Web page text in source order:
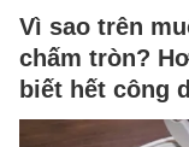
Vì sao trên
chấm tròn?
biết hết công